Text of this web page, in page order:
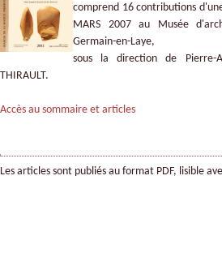
comprend 16 contributions
MARS 2007 au Musée
Germain-en-Laye,
sous la direction de Pierre-
THIRAULT.
Accès au sommaire et articles
Les articles sont publiés au format PDF, lisible